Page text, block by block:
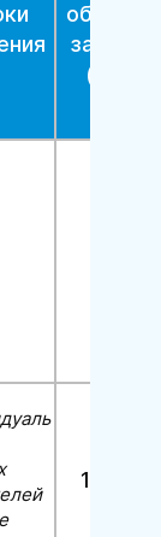
за 1 чел.
(руб.)
12 500